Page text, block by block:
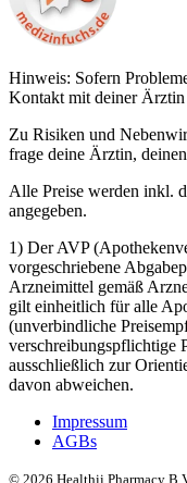
Hinweis: Sofern
Kontakt mit deiner
Zu Risiken und
frage deine Ärztin,
Alle Preise werden inkl.
angegeben.
1) Der AVP
vorgeschriebene
Arzneimittel gemäß
gilt einheitlich für alle
(unverbindliche
verschreibungspflichtige
ausschließlich zur
davon abweichen.
Impressum
AGBs
© 2026 Healthii Pharmacy